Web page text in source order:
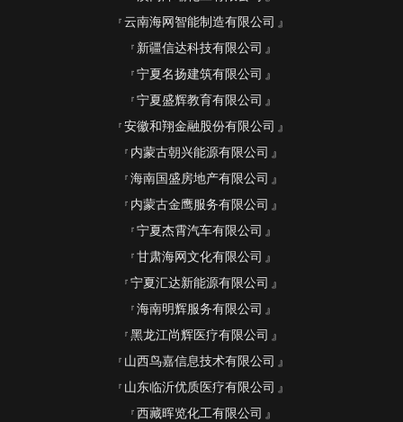
云南海网智能制造有限公司
新疆信达科技有限公司
宁夏名扬建筑有限公司
宁夏盛辉教育有限公司
安徽和翔金融股份有限公司
内蒙古朝兴能源有限公司
海南国盛房地产有限公司
内蒙古金鹰服务有限公司
宁夏杰霄汽车有限公司
甘肃海网文化有限公司
宁夏汇达新能源有限公司
海南明辉服务有限公司
黑龙江尚辉医疗有限公司
山西鸟嘉信息技术有限公司
山东临沂优质医疗有限公司
西藏晖览化工有限公司